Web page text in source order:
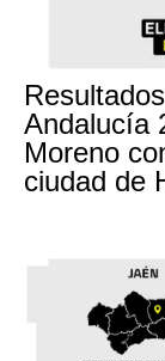
Andalucía
Moreno
ciudad de